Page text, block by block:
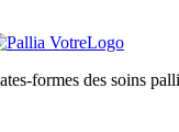
formes des soins